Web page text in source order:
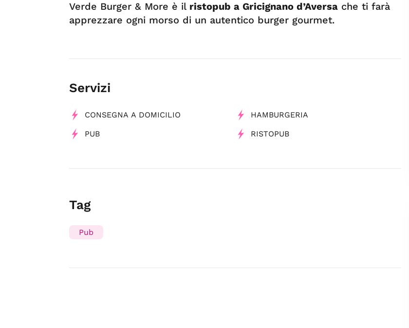
Verde Burger & More è il ristopub a Gricignano d’Aversa che ti farà
apprezzare ogni morso di un autentico burger gourmet.
Servizi
CONSEGNA A DOMICILIO HAMBURGERIA
PUB RISTOPUB
Tag
Pub